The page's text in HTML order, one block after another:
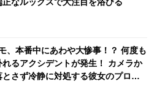
、本番中にあわや大惨事！？ 何度も
れるアクシデントが発生！ カメラか
とさず冷静に対処する彼女のプロフ